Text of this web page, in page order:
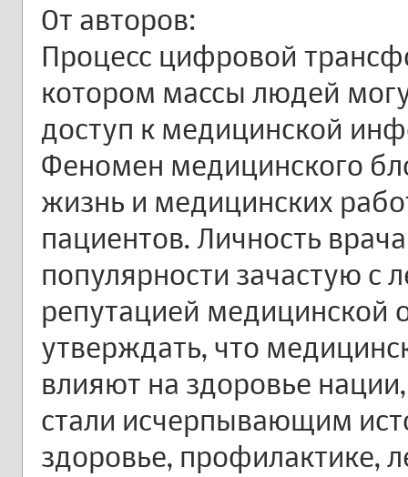
От авторов:
Процесс цифровой
котором массы людей
доступ к медицинской
Феномен медицинского
жизнь и медицинских
пациентов. Личность
популярности зачастую с
репутацией медицинской
утверждать, что
влияют на здоровье
стали исчерпывающим
здоровье, профилактике,